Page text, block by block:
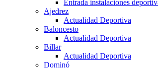
Entrada instalaciones
Ajedrez
Actualidad Deportiva
Baloncesto
Actualidad Deportiva
Billar
Actualidad Deportiva
Dominó